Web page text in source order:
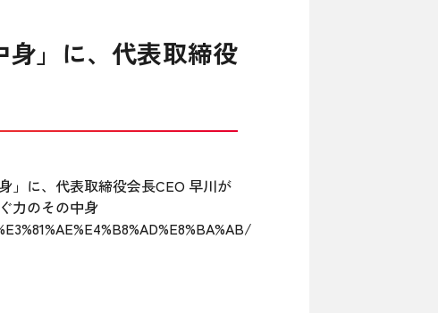
身」に、代表取締役
」に、代表取締役会長CEO 早川が
力のその中身